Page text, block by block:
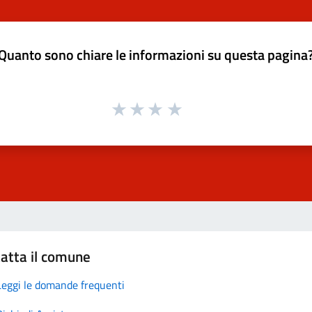
sono chiare le informazioni su questa
il comune
le domande frequenti